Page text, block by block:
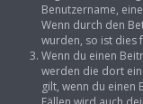
Benutzername,
Wenn durch den
wurden, so ist dies
Wenn du einen
werden die dort
gilt, wenn du einen